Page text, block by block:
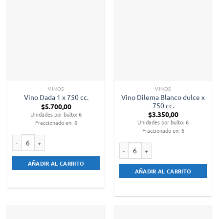
VINOS
Vino Dada 1 x 750 cc.
$5.700,00
Unidades por bulto: 6
Fraccionado en: 6
AÑADIR AL CARRITO
VINOS
Vino Dilema Blanco dulce x
750 cc.
$3.350,00
Unidades por bulto: 6
Fraccionado en: 6
AÑADIR AL CARRITO